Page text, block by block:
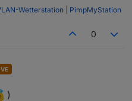
Wetterstation PimpMyStation
0
)